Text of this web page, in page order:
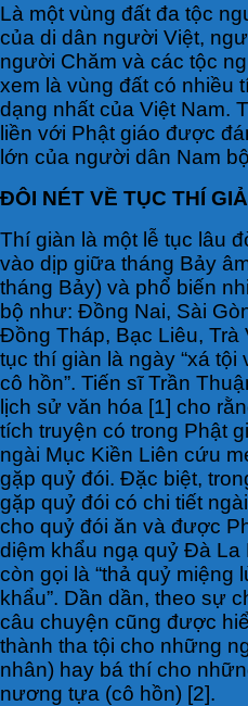
Là một vùng đất đa tộc
của di dân người Việt,
người Chăm và các tộc
xem là vùng đất có nhiều
dạng nhất của Việt Nam.
liền với Phật giáo được
lớn của người dân Nam
ĐÔI NÉT VỀ TỤC THÍ
Thí giàn là một lễ tục lâu
vào dịp giữa tháng Bảy
tháng Bảy) và phổ biến
bộ như: Đồng Nai, Sài
Đồng Tháp, Bạc Liêu,
tục thí giàn là ngày “xá tội
cô hồn”. Tiến sĩ Trần
lịch sử văn hóa [1] cho
tích truyện có trong Phật
ngài Mục Kiền Liên cứu
gặp quỷ đói. Đặc biệt,
gặp quỷ đói có chi tiết
cho quỷ đói ăn và được
diệm khẩu ngạ quỷ Đà La
còn gọi là “thả quỷ miệng
khẩu”. Dần dần, theo sự
câu chuyện cũng được
thành tha tội cho những
nhân) hay bá thí cho
nương tựa (cô hồn) [2].